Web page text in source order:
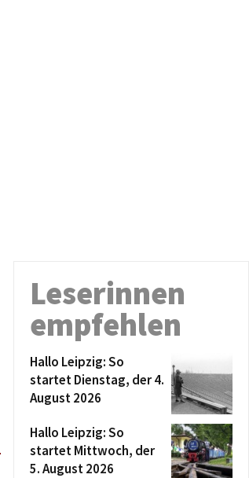
Leserinnen
empfehlen
Hallo Leipzig: So
startet Dienstag, der 4.
August 2026
Hallo Leipzig: So
startet Mittwoch, der
5. August 2026